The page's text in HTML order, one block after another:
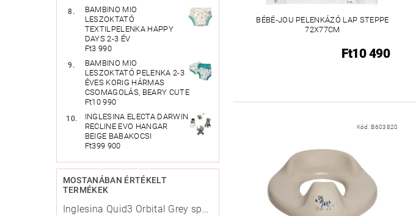
BAMBINO MIO
LESZOKTATÓ
TEXTILPELENKA HAPPY
DAYS 2-3 ÉV
Ft3 990
BAMBINO MIO
LESZOKTATÓ PELENKA 2-3
ÉVES KORIG HÁRMAS
CSOMAGOLÁS, BEARY CUTE
Ft10 990
INGLESINA ELECTA DARWIN
RECLINE EVO HANGAR
BEIGE BABAKOCSI
Ft399 900
MOSTANÁBAN ÉRTÉKELT
TERMÉKEK
Inglesina Quid3 Orbital Grey sport babakocsi
BÉBÉ-JOU PELENKÁZÓ LAP STEPPE
72X77CM
Ft10 490
Kód: B603820